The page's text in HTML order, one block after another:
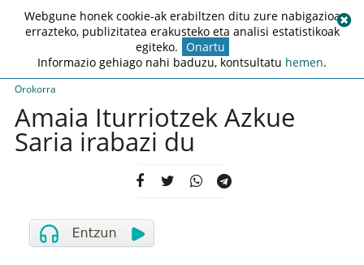
Orokorra
Amaia Iturriotzek Azkue
Saria irabazi du
Webgune honek cookie-ak erabiltzen ditu zure nabigazioa
errazteko, publizitatea erakusteko eta analisi estatistikoak
egiteko. Onartu
Informazio gehiago nahi baduzu, kontsultatu hemen.